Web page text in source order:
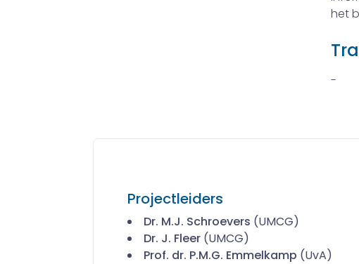
het
-
Projectleiders
Dr. M.J. Schroevers (UMCG)
Dr. J. Fleer (UMCG)
Prof. dr. P.M.G. Emmelkamp (UvA)